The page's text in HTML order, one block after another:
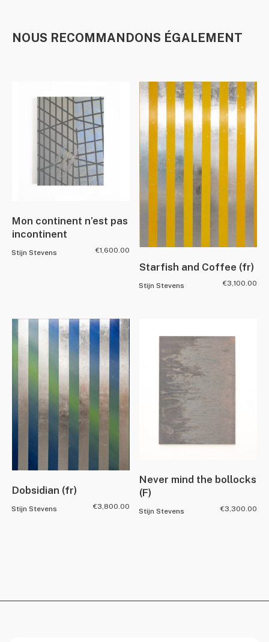
NOUS RECOMMANDONS ÉGALEMENT
Mon continent n’est pas
incontinent
Stijn Stevens €1,600.00
Starfish and Coffee (fr)
Stijn Stevens €3,100.00
Dobsidian (fr)
Stijn Stevens €3,800.00
Never mind the bollocks
(F)
Stijn Stevens €3,300.00